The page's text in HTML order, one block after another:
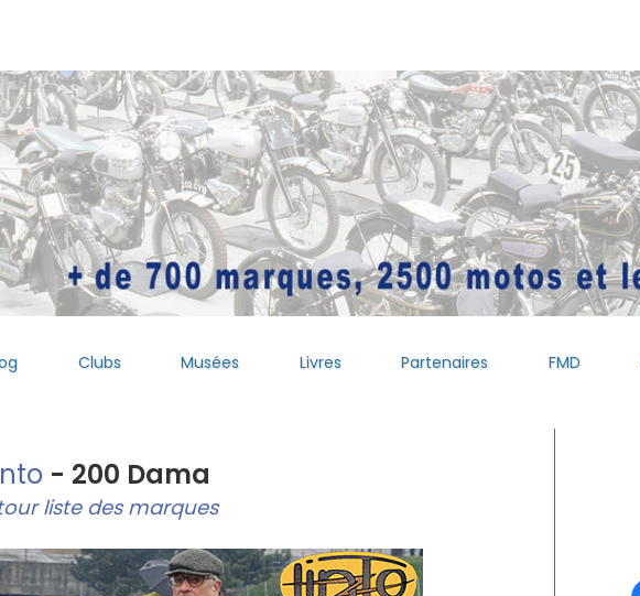
Clubs Musées Livres Partenaires FMD
- 200 Dama
liste des marques